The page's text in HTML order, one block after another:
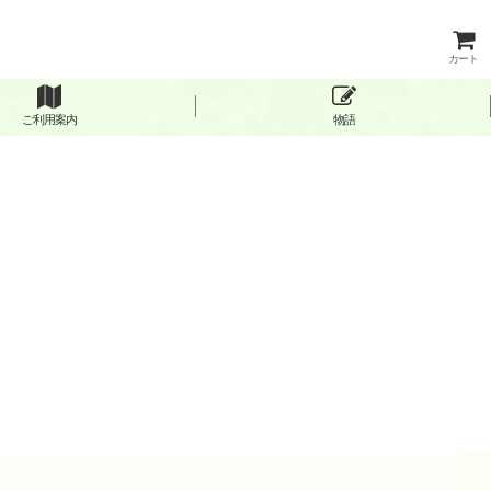
カート
ご利用案内 物語